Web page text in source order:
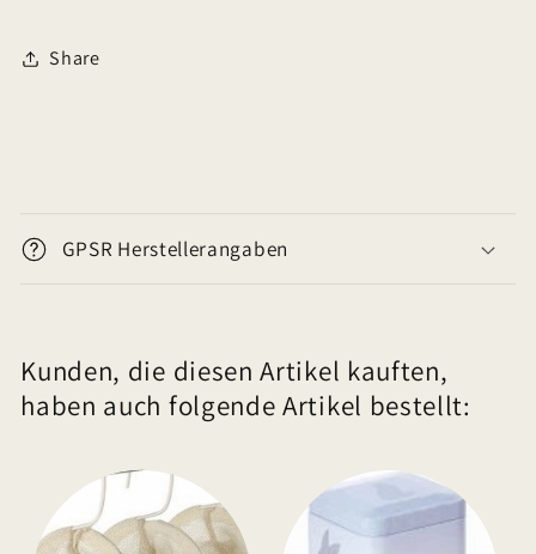
Share
n
a
p
GPSR Herstellerangaben
Kunden, die diesen Artikel kauften,
haben auch folgende Artikel bestellt: